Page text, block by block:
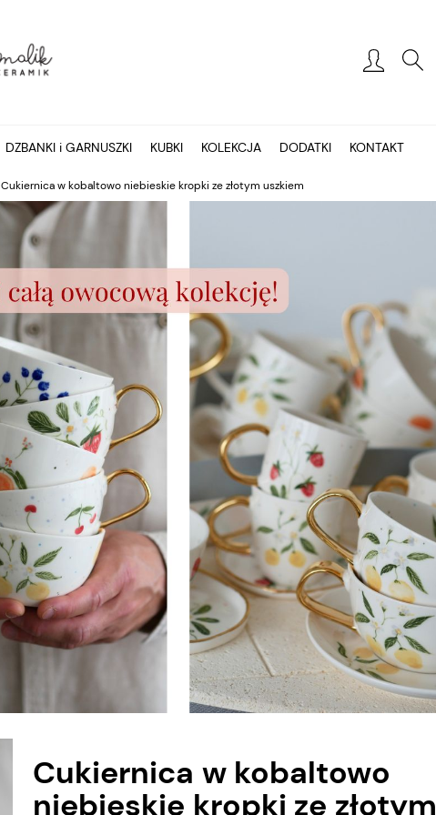
DZBANKI i GARNUSZKI KUBKI KOLEKCJA DODATKI KONTAKT
Cukiernica w kobaltowo niebieskie kropki ze złotym uszkiem
Cukiernica w kobaltowo
niebieskie kropki ze złotym